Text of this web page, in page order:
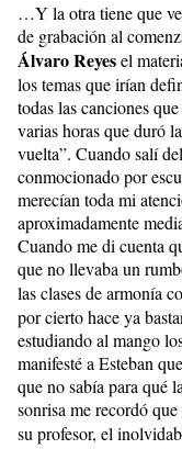
…Y la otra tiene que
de grabación al
Álvaro Reyesel
los temas que irían
todas las canciones
varias horas que duró
vuelta”. Cuando salí
conmocionado por
merecían toda mi
aproximadamente
Cuando me di cuenta
que no llevaba un
las clases de armonía
por cierto hace ya
estudiando al mango
manifesté a Esteban
que no sabía para qué
sonrisa me recordó
su profesor, el